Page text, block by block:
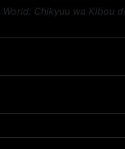
Chikyuu wa Kibou